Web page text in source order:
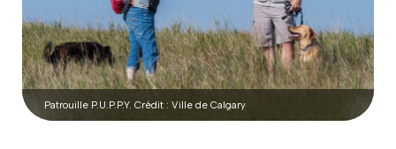
Patrouille P.U.P.P.Y. Crédit : Ville de Calgary